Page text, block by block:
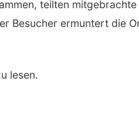
teilten
Besucher ermuntert die
lesen.